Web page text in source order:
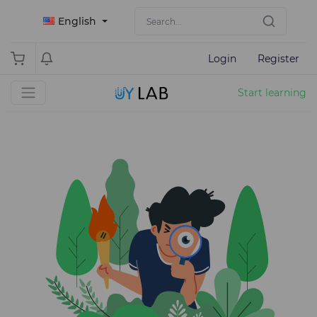
English
Login Register
Start learning